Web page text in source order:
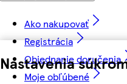
Nastavenia
Ako nakupovať
Registrácia
Objednanie doručenia
Moje obľúbené